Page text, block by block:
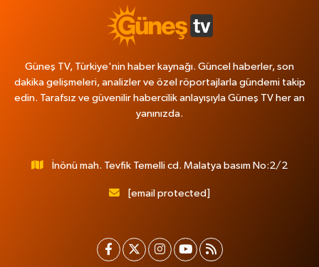
Güneş TV, Türkiye'nin haber kaynağı. Güncel haberler, son
dakika gelişmeleri, analizler ve özel röportajlarla gündemi takip
edin. Tarafsız ve güvenilir habercilik anlayışıyla Güneş TV her an
yanınızda.
İnönü mah. Tevfik Temelli cd. Malatya basım No:2/2
[email protected]